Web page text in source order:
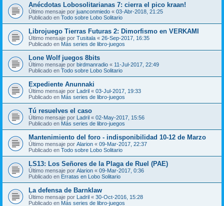
Anécdotas Lobosolitarianas 7: cierra el pico kraan!
Último mensaje por juanconmiedo « 03-Abr-2018, 21:25
Publicado en Todo sobre Lobo Solitario
Librojuego Tierras Futuras 2: Dimorfismo en VERKAMI
Último mensaje por Tusitala « 26-Sep-2017, 16:35
Publicado en Más series de libro-juegos
Lone Wolf juegos 8bits
Último mensaje por birdmanradio « 11-Jul-2017, 22:49
Publicado en Todo sobre Lobo Solitario
Expediente Anunnaki
Último mensaje por Ladril « 03-Jul-2017, 19:33
Publicado en Más series de libro-juegos
Tú resuelves el caso
Último mensaje por Ladril « 02-May-2017, 15:56
Publicado en Más series de libro-juegos
Mantenimiento del foro - indisponibilidad 10-12 de Marzo
Último mensaje por Alarion « 09-Mar-2017, 22:37
Publicado en Todo sobre Lobo Solitario
LS13: Los Señores de la Plaga de Ruel (PAE)
Último mensaje por Alarion « 09-Mar-2017, 0:36
Publicado en Erratas en Lobo Solitario
La defensa de Barnklaw
Último mensaje por Ladril « 30-Oct-2016, 15:28
Publicado en Más series de libro-juegos